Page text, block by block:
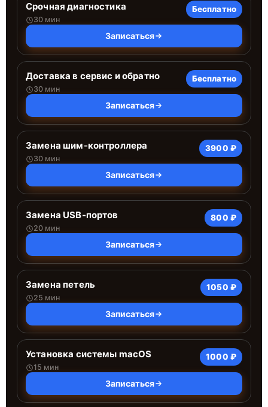
Срочная диагностика
30 мин
Бесплатно
Записаться
Доставка в сервис и обратно
30 мин
Бесплатно
Записаться
Замена шим-контроллера
30 мин
3900 ₽
Записаться
Замена USB-портов
20 мин
800 ₽
Записаться
Замена петель
25 мин
1050 ₽
Записаться
Установка системы macOS
15 мин
1000 ₽
Записаться